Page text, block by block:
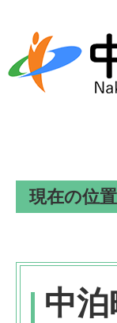
現在の位置
中